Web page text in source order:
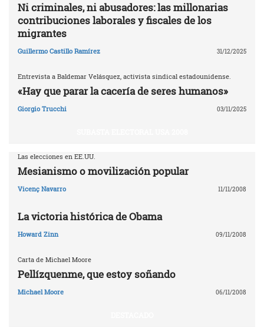
Ni criminales, ni abusadores: las millonarias
contribuciones laborales y fiscales de los
migrantes
Guillermo Castillo Ramírez 31/12/2025
Entrevista a Baldemar Velásquez, activista sindical estadounidense.
«Hay que parar la cacería de seres humanos»
Giorgio Trucchi 03/11/2025
Las elecciones en EE.UU.
Mesianismo o movilización popular
Vicenç Navarro 11/11/2008
La victoria histórica de Obama
Howard Zinn 09/11/2008
Carta de Michael Moore
Pellízquenme, que estoy soñando
Michael Moore 06/11/2008